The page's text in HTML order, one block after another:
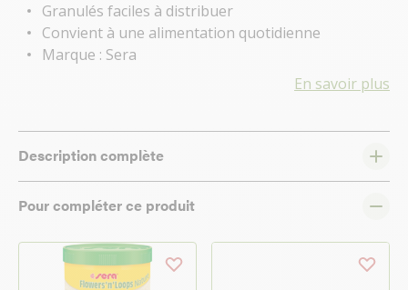
Granulés faciles à distribuer
Convient à une alimentation quotidienne
Marque : Sera
En savoir plus
Description complète
Pour compléter ce produit